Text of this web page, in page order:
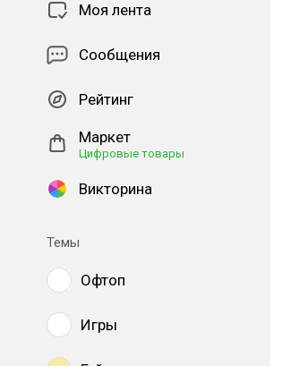
Моя лента
Сообщения
Рейтинг
Маркет
Цифровые товары
Викторина
Темы
Офтоп
Игры